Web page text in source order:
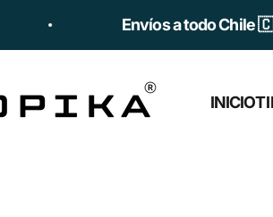
Envíos a todo Chile 🇨🇱
INICIO